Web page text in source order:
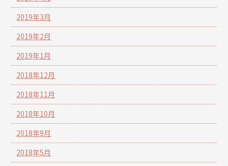
2019年3月
2019年2月
2019年1月
2018年12月
2018年11月
2018年10月
2018年9月
2018年5月